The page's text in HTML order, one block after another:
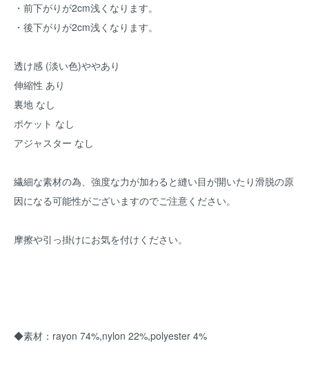
・前下がりが2cm浅くなります。
・後下がりが2cm浅くなります。
透け感 (淡い色)ややあり
伸縮性 あり
裏地 なし
ポケット なし
アジャスター なし
繊細な素材の為、強度な力が加わると縫い目が開いたり滑脱の原
因になる可能性がございますのでご注意ください。
摩擦や引っ掛けにお気を付けください。
◆素材：rayon 74%,nylon 22%,polyester 4%